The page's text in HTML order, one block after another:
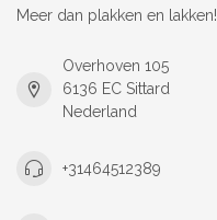
Meer dan plakken en lakken!
Overhoven 105
6136 EC Sittard
Nederland
+31464512389